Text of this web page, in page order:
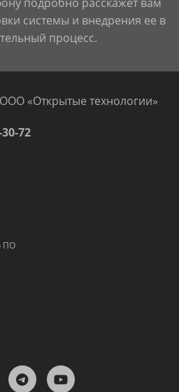
системы и внедрения ее в
процесс.
«Открытые технологии»
72
ПО